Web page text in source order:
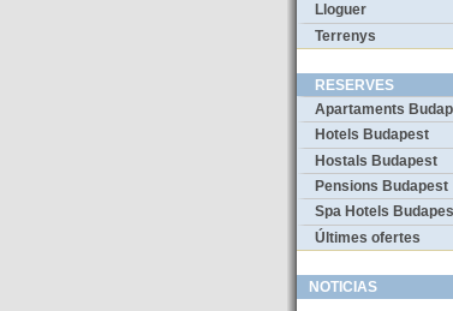
Lloguer
Terrenys
RESERVES
Apartaments
Hotels Budapest
Hostals Budapest
Pensions Budapest
Spa Hotels
Últimes ofertes
NOTICIAS